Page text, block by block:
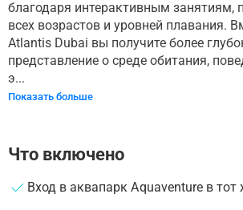
благодаря интерактивным занятиям,
всех возрастов и уровней плавания.
Atlantis Dubai вы получите более
представление о среде обитания,
э...
Показать больше
Что включено
Вход в аквапарк Aquaventure в тот